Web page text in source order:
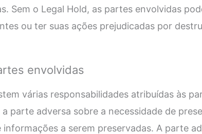
Sem o Legal Hold, as partes envolvidas
ou ter suas ações prejudicadas por
envolvidas
várias responsabilidades atribuídas às
parte adversa sobre a necessidade de
a serem preservadas. A parte